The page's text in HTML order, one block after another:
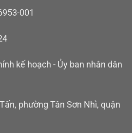
001
kế hoạch - Ủy ban nhân dân
phường Tân Sơn Nhì, quận